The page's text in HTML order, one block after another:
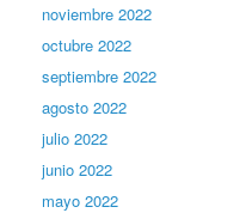
noviembre 2022
octubre 2022
septiembre 2022
agosto 2022
julio 2022
junio 2022
mayo 2022